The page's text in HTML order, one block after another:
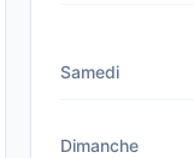
Samedi
Dimanche